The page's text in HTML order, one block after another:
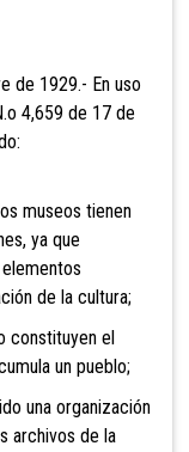
de 1929.- En uso
4,659 de 17 de
museos tienen
ya que
de la cultura;
constituyen el
un pueblo;
una organización
archivos de la